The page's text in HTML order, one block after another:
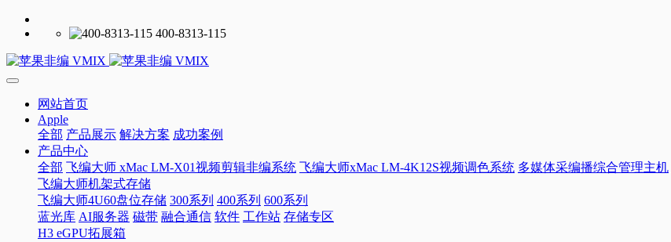
400-8313-115
网站首页
Apple
全部 产品展示 解决方案 成功案例
产品中心
全部 飞编大师 xMac LM-X01视频剪辑非编系统 飞编大师xMac LM-4K12S视频调色系统 多媒体采编播综合管理主机
飞编大师机架式存储
飞编大师4U60盘位存储 300系列 400系列 600系列
蓝光库 AI服务器 磁带 融合通信 软件 工作站 存储专区
H3 eGPU拓展箱